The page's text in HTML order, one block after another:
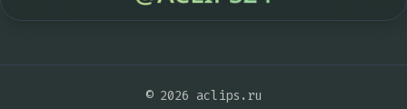
© 2026 aclips.ru